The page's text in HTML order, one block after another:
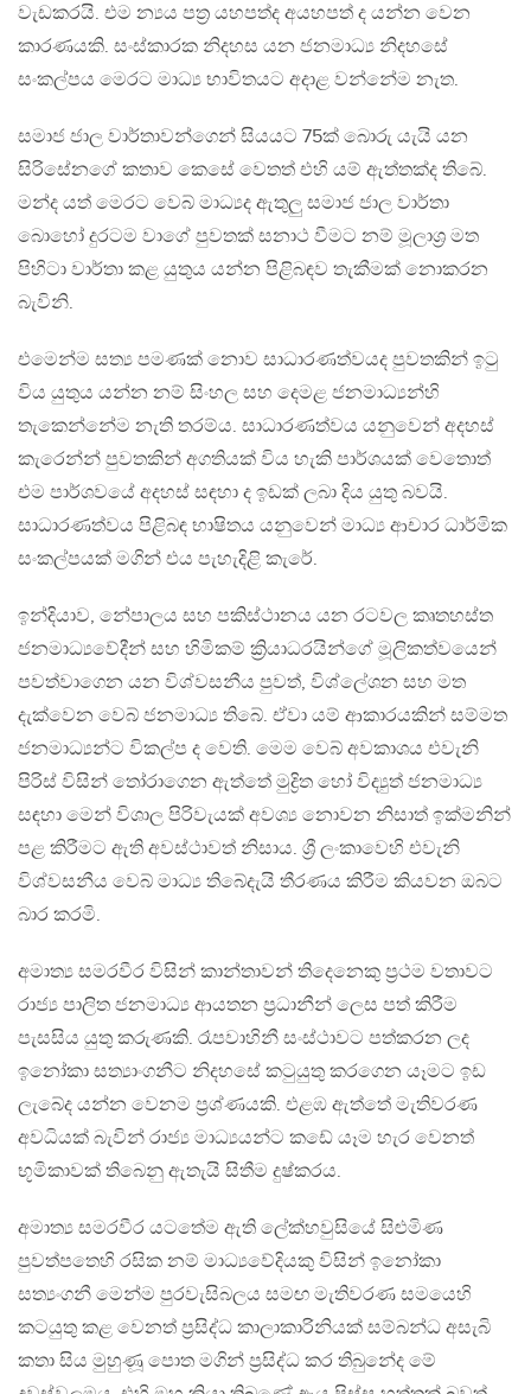
වැඩකරයි. එම න්‍යය පත්‍ර යහපත්ද අයහපත් ද යන්න වෙන
කාරණයකි. සංස්කාරක නිදහස යන ජනමාධ්‍ය නිදහසේ
සංකල්පය මෙරට මාධ්‍ය භාවිතයට අදාළ වන්නේම නැත.
සමාජ ජාල වාර්තාවන්ගෙන් සියයට 75ක් බොරු යැයි යන
සිරිසේනගේ කතාව කෙසේ වෙතත් එහි යම් ඇත්තක්ද තිබේ.
මන්ද යත් මෙරට වෙබ් මාධ්‍යද ඇතුලු සමාජ ජාල වාර්තා
බොහෝ දුරටම වාගේ පුවතක් සනාථ වීමට නම් මූලාශ්‍ර මත
පිහිටා වාර්තා කළ යුතුය යන්න පිළිබඳව තැකීමක් නොකරන
බැවිනි.
එමෙන්ම සත්‍ය පමණක් නොව සාධාරණත්වයද පුවතකින් ඉටු
විය යුතුය යන්න නම් සිංහල සහ දෙමළ ජනමාධ්‍යන්හි
තැකෙන්නේම නැති තරම්ය. සාධාරණත්වය යනුවෙන් අදහස්
කැරෙන්න් පුවතකින් අගතියක් විය හැකි පාර්ශයක් වෙතොත්
එම පාර්ශවයේ අදහස් සඳහා ද ඉඩක් ලබා දිය යුතු බවයි.
සාධාරණත්වය පිළිබඳ භාෂිතය යනුවෙන් මාධ්‍ය ආචාර ධාර්මික
සංකල්පයක් මගින් එය පැහැදිළි කැරේ.
ඉන්දියාව, නේපාලය සහ පකිස්ථානය යන රටවල කෘතහස්ත
ජනමාධ්‍යවේදීන් සහ හිමිකම් ක්‍රියාධරයින්ගේ මූලිකත්වයෙන්
පවත්වාගෙන යන විශ්වසනීය පුවත්, විශ්ලේශන සහ මත
දැක්වෙන වෙබ් ජනමාධ්‍ය තිබේ. ඒවා යම් ආකාරයකින් සම්මත
ජනමාධ්‍යන්ට විකල්ප ද වෙති. මෙම වෙබ් අවකාශය එවැනි
පිරිස් විසින් තෝරාගෙන ඇත්තේ මුද්‍රිත හෝ විද්‍යුත් ජනමාධ්‍ය
සඳහා මෙන් විශාල පිරිවැයක් අවශ්‍ය නොවන නිසාත් ඉක්මනින්
පළ කිරීමට ඇති අවස්ථාවත් නිසාය‍. ශ්‍රී ලංකාවෙහි එවැනි
විශ්වසනීය වෙබ් මාධ්‍ය තිබේදැයි තීරණය කිරීම කියවන ඔබට
බාර කරමි.
අමාත්‍ය සමරවීර විසින් කාන්තාවන් තිදෙනෙකු ප්‍රථම වතාවට
රාජ්‍ය පාලිත ජනමාධ්‍ය ආයතන ප්‍රධානීන් ලෙස පත් කිරීම
පැසසිය යුතු කරුණකි. රෑපවාහිනී සංස්ථාවට පත්කරන ලද
ඉනෝකා සත්‍යාංගනීට නිදහසේ කටුයුතු කරගෙන යෑමට ඉඩ
ලැබේද යන්න වෙනම ප්‍රශ්ණයකි. එළඹ ඇත්තේ මැතිවරණ
අවධියක් බැවින් රාජ්‍ය මාධ්‍යයන්ට කඩේ යෑම හැර වෙනත්
භූමිකාවක් තිබෙනු ඇතැයි සිතීම දුෂ්කරය.
අමාත්‍ය සමරවීර යටතේම ඇති ලේක්හවුසියේ සිළුමිණ
පුවත්පතෙහි රසික නම් මාධ්‍යවේදියකු විසින් ඉනෝකා
සත්‍යංගනී මෙන්ම පුරවැසිබලය සමඟ මැතිවරණ සමයෙහි
කටයුතු කළ වෙනත් ප්‍රසිද්ධ කාලාකාරිනියක් සම්බන්ධ අසැබි
කතා සිය මුහුණූ පොත මගින් ප්‍රසිද්ධ කර තිබුනේද මේ